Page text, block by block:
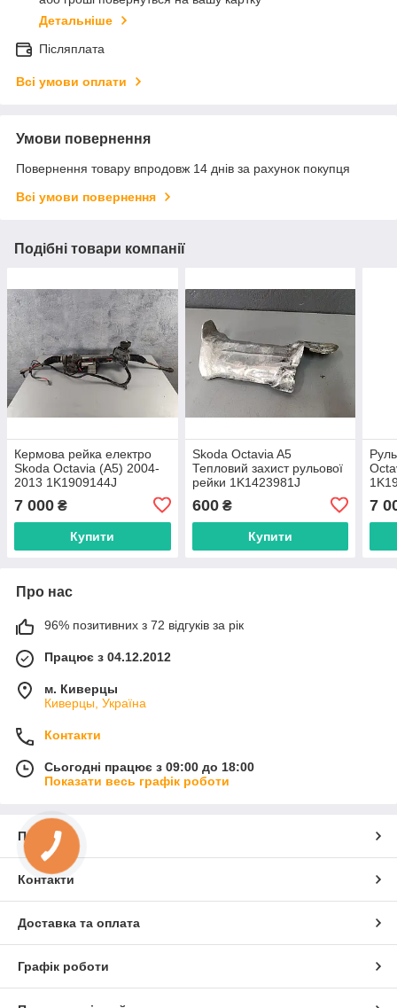
Детальніше
Післяплата
Всі умови оплати
Умови повернення
Повернення товару впродовж 14 днів за рахунок покупця
Всі умови повернення
Подібні товари компанії
Кермова рейка електро
Skoda Octavia (A5) 2004-
2013 1K1909144J
7 000 ₴
Купити
Skoda Octavia A5
Тепловий захист рульової
рейки 1K1423981J
600₴
Купити
7
Про нас
96% позитивних з 72 відгуків за рік
Працює з 04.12.2012
м. Киверцы
Киверцы, Україна
Контакти
Сьогодні працює з 09:00 до 18:00
Показати весь графік роботи
Про нас
Контакти
Доставка та оплата
Графік роботи